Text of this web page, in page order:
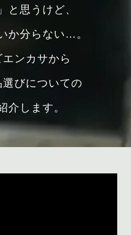
と思うけど、
か分らない…。
ンカサから
選びについての
介します。